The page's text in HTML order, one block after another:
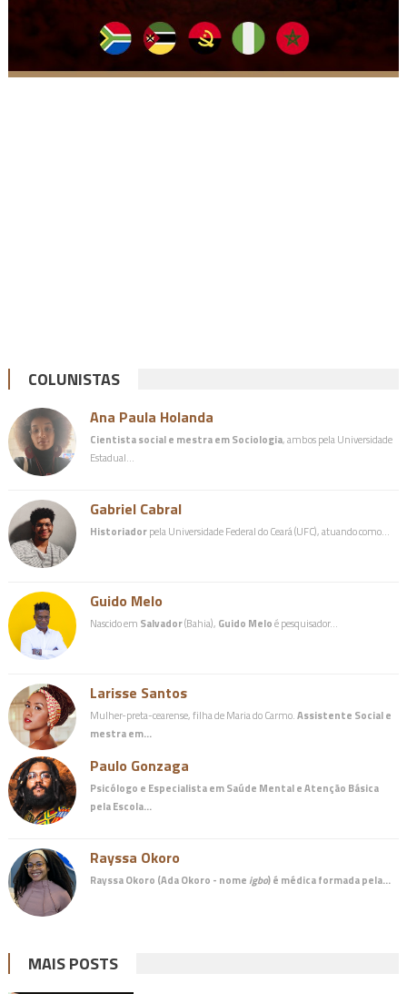
COLUNISTAS
Ana Paula Holanda
Cientista social e mestra em Sociologia, ambos pela Universidade
Estadual…
Gabriel Cabral
Historiadorpela Universidade Federal do Ceará (UFC), atuando como…
Guido Melo
Nascido em Salvador(Bahia), Guido Meloé pesquisador…
Larisse Santos
Mulher-preta-cearense, filha de Maria do Carmo.Assistente Social e
mestra em…
Paulo Gonzaga
Psicólogo e Especialista em Saúde Mental e Atenção Básica
pela Escola…
Rayssa Okoro
Rayssa Okoro (Ada Okoro - nome igbo) é médicaformada pela…
MAIS POSTS